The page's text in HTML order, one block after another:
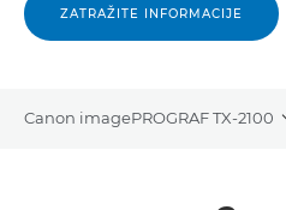
ZATRAŽITE INFORMACIJE
Canon imagePROGRAF TX-2100